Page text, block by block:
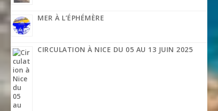
MER À L’ÉPHÉMÈRE
CIRCULATION À NICE DU 05 AU 13 JUIN 2025